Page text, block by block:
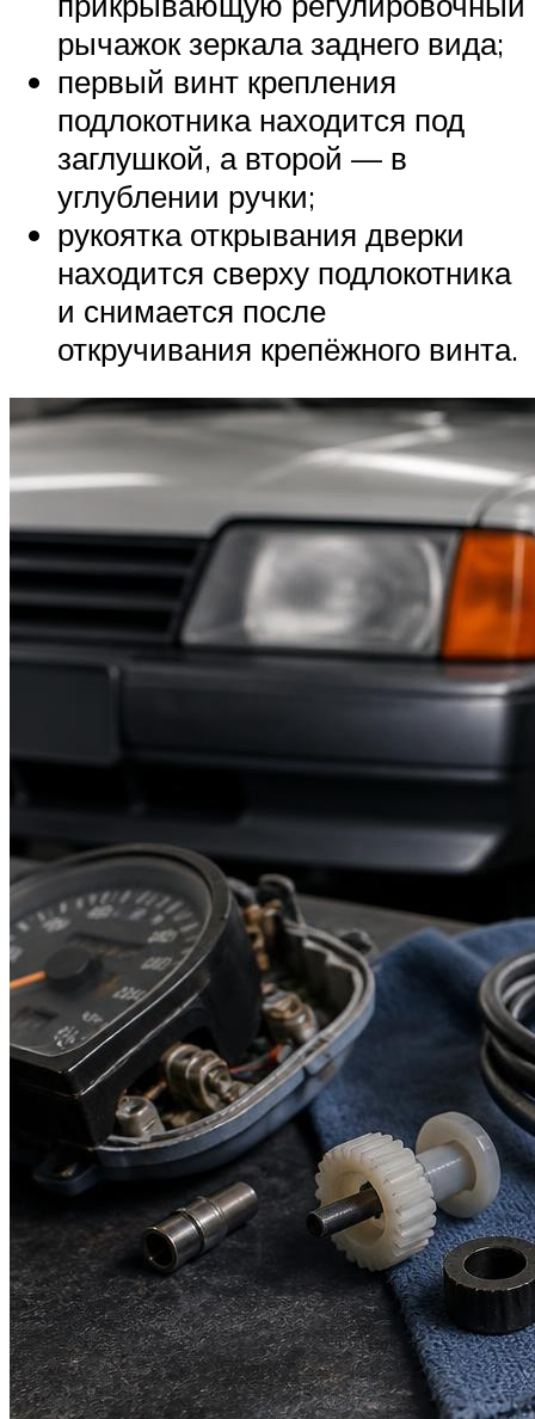
рычажок зеркала заднего вида;
первый винт крепления
подлокотника находится под
заглушкой, а второй — в
углублении ручки;
рукоятка открывания дверки
находится сверху подлокотника
и снимается после
откручивания крепёжного винта.